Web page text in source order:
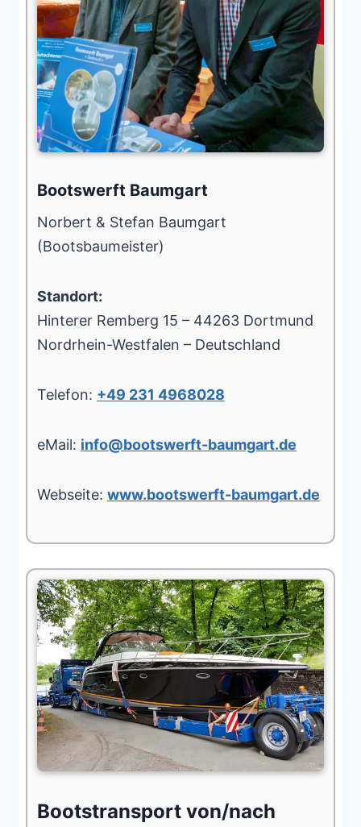
Bootswerft Baumgart
Norbert & Stefan Baumgart
(Bootsbaumeister)
Standort:
Hinterer Remberg 15 – 44263 Dortmund
Nordrhein-Westfalen – Deutschland
Telefon: +49 231 4968028
eMail: info@bootswerft-baumgart.de
Webseite: www.bootswerft-baumgart.de
Bootstransport von/nach